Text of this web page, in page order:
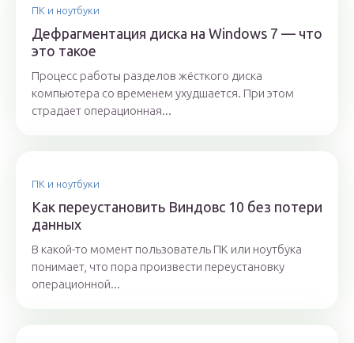
ПК и ноутбуки
Дефрагментация диска на Windows 7 — что
это такое
Процесс работы разделов жёсткого диска
компьютера со временем ухудшается. При этом
страдает операционная...
ПК и ноутбуки
Как переустановить Виндовс 10 без потери
данных
В какой-то момент пользователь ПК или ноутбука
понимает, что пора произвести переустановку
операционной...